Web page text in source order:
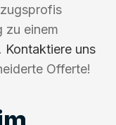
zu einem
Kontaktiere uns
Offerte!